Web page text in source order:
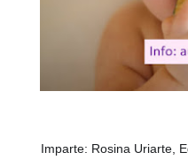
Imparte: Rosina Uriarte,